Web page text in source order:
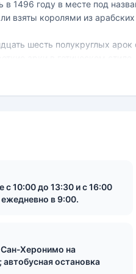
1496 году в месте под
взяты королями из
шесть полукруглых
сложный орнамент,
с 10:00 до 13:30 и с 16:00
в 9:00.
Херонимо на
остановка